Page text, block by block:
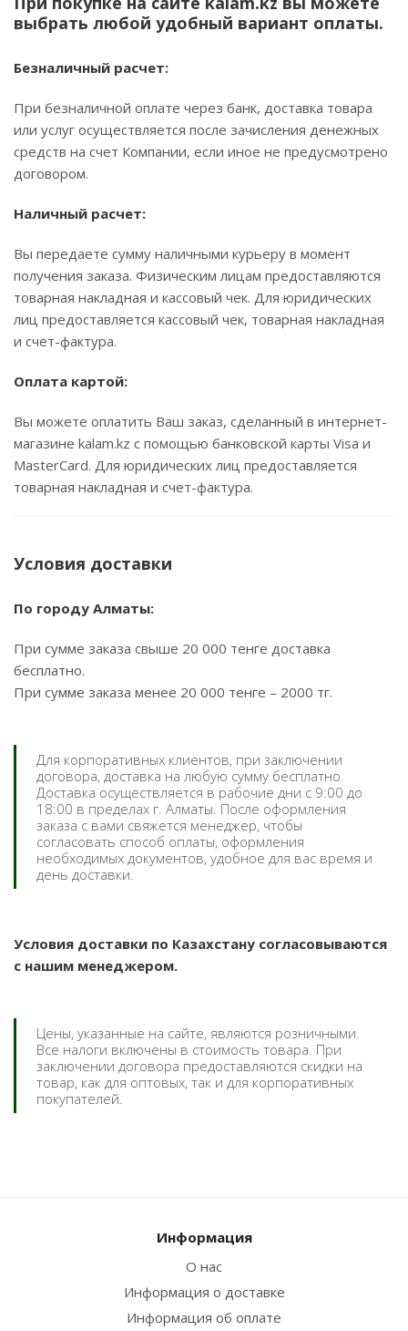
выбрать любой удобный вариант оплаты.
Безналичный расчет:
При безналичной оплате через банк, доставка товара
или услуг осуществляется после зачисления денежных
средств на счет Компании, если иное не предусмотрено
договором.
Наличный расчет:
Вы передаете сумму наличными курьеру в момент
получения заказа. Физическим лицам предоставляются
товарная накладная и кассовый чек. Для юридических
лиц предоставляется кассовый чек, товарная накладная
и счет-фактура.
Оплата картой:
Вы можете оплатить Ваш заказ, сделанный в интернет-
магазине kalam.kz с помощью банковской карты Visa и
MasterCard. Для юридических лиц предоставляется
товарная накладная и счет-фактура.
Условия доставки
По городу Алматы:
При сумме заказа свыше 20 000 тенге доставка
бесплатно.
При сумме заказа менее 20 000 тенге – 2000 тг.
Для корпоративных клиентов, при заключении
договора, доставка на любую сумму бесплатно.
Доставка осуществляется в рабочие дни с 9:00 до
18:00 в пределах г. Алматы. После оформления
заказа с вами свяжется менеджер, чтобы
согласовать способ оплаты, оформления
необходимых документов, удобное для вас время и
день доставки.
Условия доставки по Казахстану согласовываются
с нашим менеджером.
Цены, указанные на сайте, являются розничными.
Все налоги включены в стоимость товара. При
заключении договора предоставляются скидки на
товар, как для оптовых, так и для корпоративных
покупателей.
Информация
О нас
Информация о доставке
Информация об оплате